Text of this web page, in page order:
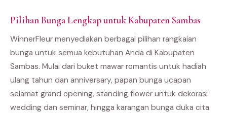
Pilihan Bunga Lengkap untuk Kabupaten Sambas
WinnerFleur menyediakan berbagai pilihan rangkaian
bunga untuk semua kebutuhan Anda di Kabupaten
Sambas. Mulai dari buket mawar romantis untuk hadiah
ulang tahun dan anniversary, papan bunga ucapan
selamat grand opening, standing flower untuk dekorasi
wedding dan seminar, hingga karangan bunga duka cita